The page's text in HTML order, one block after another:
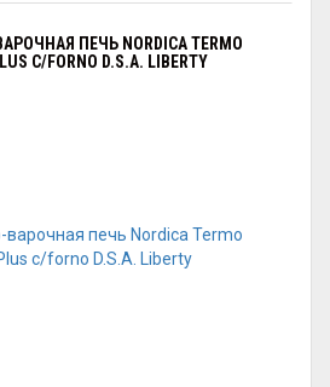
ПЕЧЬ NORDICA TERMO
C/FORNO D.S.A. LIBERTY